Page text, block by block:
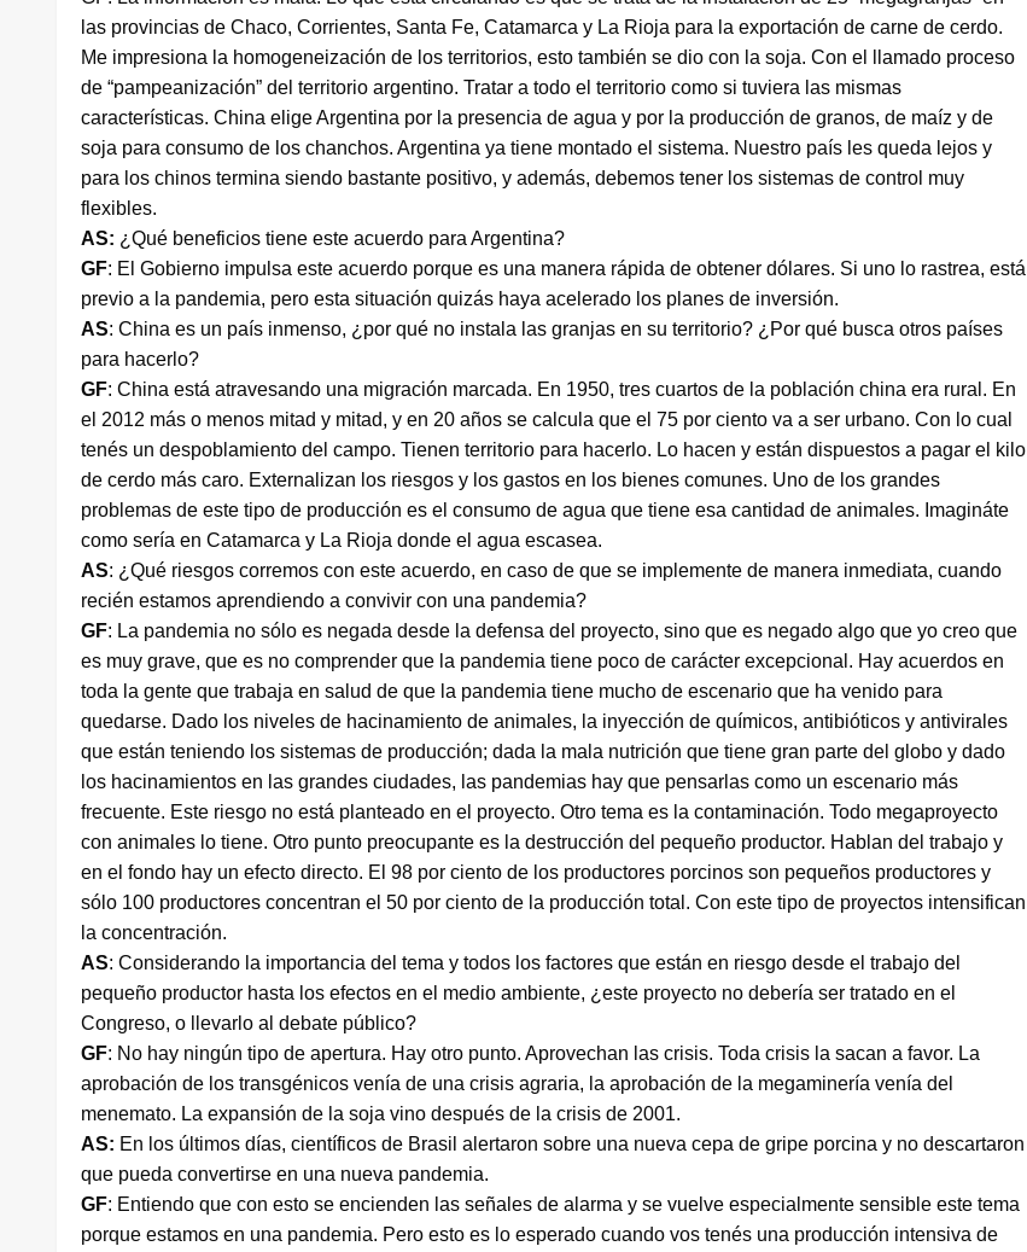
las provincias de Chaco, Corrientes, Santa Fe, Catamarca y La Rioja para la exportación de carne de cerdo.
Me impresiona la homogeneización de los territorios, esto también se dio con la soja. Con el llamado proceso
de “pampeanización” del territorio argentino. Tratar a todo el territorio como si tuviera las mismas
características. China elige Argentina por la presencia de agua y por la producción de granos, de maíz y de
soja para consumo de los chanchos. Argentina ya tiene montado el sistema. Nuestro país les queda lejos y
para los chinos termina siendo bastante positivo, y además, debemos tener los sistemas de control muy
flexibles.
AS: ¿Qué beneficios tiene este acuerdo para Argentina?
GF: El Gobierno impulsa este acuerdo porque es una manera rápida de obtener dólares. Si uno lo rastrea, está
previo a la pandemia, pero esta situación quizás haya acelerado los planes de inversión.
AS: China es un país inmenso, ¿por qué no instala las granjas en su territorio? ¿Por qué busca otros países
para hacerlo?
GF: China está atravesando una migración marcada. En 1950, tres cuartos de la población china era rural. En
el 2012 más o menos mitad y mitad, y en 20 años se calcula que el 75 por ciento va a ser urbano. Con lo cual
tenés un despoblamiento del campo. Tienen territorio para hacerlo. Lo hacen y están dispuestos a pagar el kilo
de cerdo más caro. Externalizan los riesgos y los gastos en los bienes comunes. Uno de los grandes
problemas de este tipo de producción es el consumo de agua que tiene esa cantidad de animales. Imagináte
como sería en Catamarca y La Rioja donde el agua escasea.
AS: ¿Qué riesgos corremos con este acuerdo, en caso de que se implemente de manera inmediata, cuando
recién estamos aprendiendo a convivir con una pandemia?
GF: La pandemia no sólo es negada desde la defensa del proyecto, sino que es negado algo que yo creo que
es muy grave, que es no comprender que la pandemia tiene poco de carácter excepcional. Hay acuerdos en
toda la gente que trabaja en salud de que la pandemia tiene mucho de escenario que ha venido para
quedarse. Dado los niveles de hacinamiento de animales, la inyección de químicos, antibióticos y antivirales
que están teniendo los sistemas de producción; dada la mala nutrición que tiene gran parte del globo y dado
los hacinamientos en las grandes ciudades, las pandemias hay que pensarlas como un escenario más
frecuente. Este riesgo no está planteado en el proyecto. Otro tema es la contaminación. Todo megaproyecto
con animales lo tiene. Otro punto preocupante es la destrucción del pequeño productor. Hablan del trabajo y
en el fondo hay un efecto directo. El 98 por ciento de los productores porcinos son pequeños productores y
sólo 100 productores concentran el 50 por ciento de la producción total. Con este tipo de proyectos intensifican
la concentración.
AS: Considerando la importancia del tema y todos los factores que están en riesgo desde el trabajo del
pequeño productor hasta los efectos en el medio ambiente, ¿este proyecto no debería ser tratado en el
Congreso, o llevarlo al debate público?
GF: No hay ningún tipo de apertura. Hay otro punto. Aprovechan las crisis. Toda crisis la sacan a favor. La
aprobación de los transgénicos venía de una crisis agraria, la aprobación de la megaminería venía del
menemato. La expansión de la soja vino después de la crisis de 2001.
AS: En los últimos días, científicos de Brasil alertaron sobre una nueva cepa de gripe porcina y no descartaron
que pueda convertirse en una nueva pandemia.
GF: Entiendo que con esto se encienden las señales de alarma y se vuelve especialmente sensible este tema
porque estamos en una pandemia. Pero esto es lo esperado cuando vos tenés una producción intensiva de